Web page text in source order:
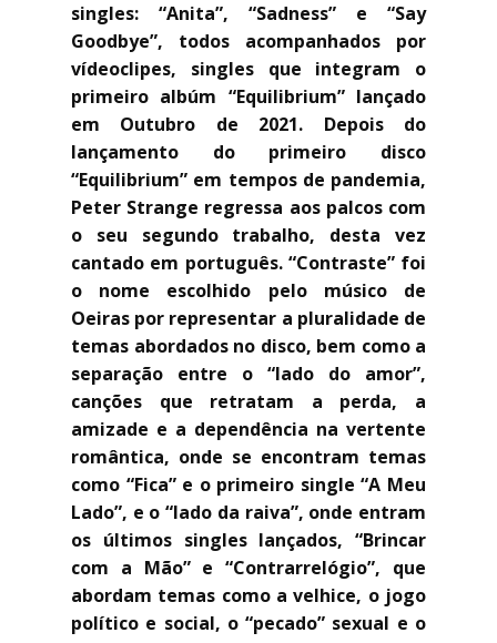
singles: “Anita”, “Sadness” e “Say
Goodbye”, todos acompanhados por
vídeoclipes, singles que integram o
primeiro albúm “Equilibrium” lançado
em Outubro de 2021. Depois do
lançamento do primeiro disco
“Equilibrium” em tempos de pandemia,
Peter Strange regressa aos palcos com
o seu segundo trabalho, desta vez
cantado em português. “Contraste” foi
o nome escolhido pelo músico de
Oeiras por representar a pluralidade de
temas abordados no disco, bem como a
separação entre o “lado do amor”,
canções que retratam a perda, a
amizade e a dependência na vertente
romântica, onde se encontram temas
como “Fica” e o primeiro single “A Meu
Lado”, e o “lado da raiva”, onde entram
os últimos singles lançados, “Brincar
com a Mão” e “Contrarrelógio”, que
abordam temas como a velhice, o jogo
político e social, o “pecado” sexual e o